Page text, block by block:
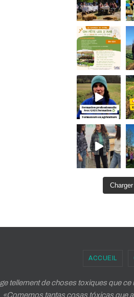
ACCUEIL
tellement de choses toxiques que ce
«Comemos tantas cosas tóxicas que